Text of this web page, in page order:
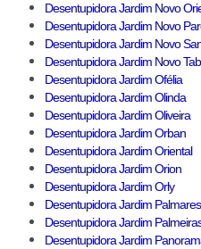
Desentupidora Jardim Novo
Desentupidora Jardim Novo
Desentupidora Jardim Novo
Desentupidora Jardim Novo
Desentupidora Jardim Ofélia
Desentupidora Jardim Olinda
Desentupidora Jardim Oliveira
Desentupidora Jardim Orban
Desentupidora Jardim Oriental
Desentupidora Jardim Orion
Desentupidora Jardim Orly
Desentupidora Jardim Palmares
Desentupidora Jardim
Desentupidora Jardim